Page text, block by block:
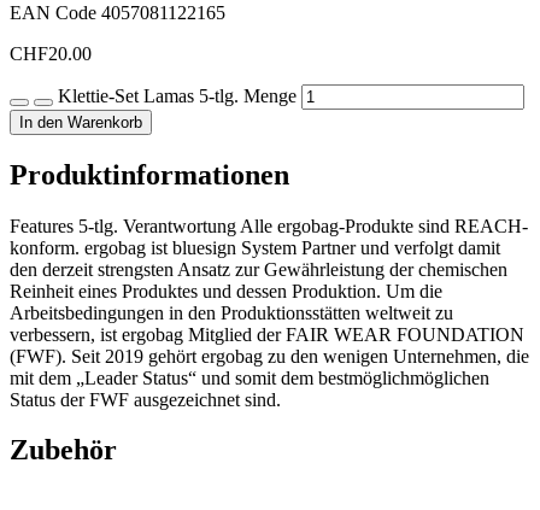
EAN Code 4057081122165
CHF20.00
Klettie-Set Lamas 5-tlg. Menge
In den Warenkorb
Produktinformationen
Features 5-tlg. Verantwortung Alle ergobag-Produkte sind REACH-
konform. ergobag ist bluesign System Partner und verfolgt damit
den derzeit strengsten Ansatz zur Gewährleistung der chemischen
Reinheit eines Produktes und dessen Produktion. Um die
Arbeitsbedingungen in den Produktionsstätten weltweit zu
verbessern, ist ergobag Mitglied der FAIR WEAR FOUNDATION
(FWF). Seit 2019 gehört ergobag zu den wenigen Unternehmen, die
mit dem „Leader Status“ und somit dem bestmöglichmöglichen
Status der FWF ausgezeichnet sind.
Zubehör